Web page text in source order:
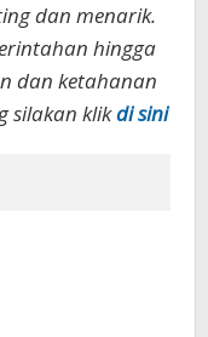
dan menarik.
hingga
dan ketahanan
silakan klikdi sini